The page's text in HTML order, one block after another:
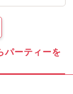
パーティーを